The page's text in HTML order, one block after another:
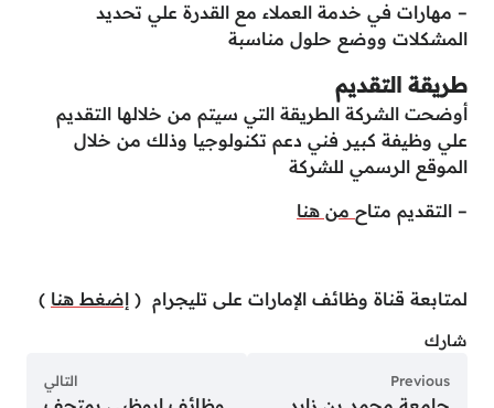
– مهارات في خدمة العملاء مع القدرة علي تحديد
المشكلات ووضع حلول مناسبة
طريقة التقديم
أوضحت الشركة الطريقة التي سيتم من خلالها التقديم
علي وظيفة كبير فني دعم تكنولوجيا وذلك من خلال
الموقع الرسمي للشركة
– التقديم متاح من هنا
لمتابعة قناة وظائف الإمارات على تليجرام ( إضغط هنا )
شارك
Previous التالي